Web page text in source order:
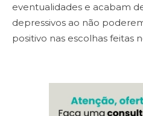
eventualidades e acabam
depressivos ao não
positivo nas escolhas feitas